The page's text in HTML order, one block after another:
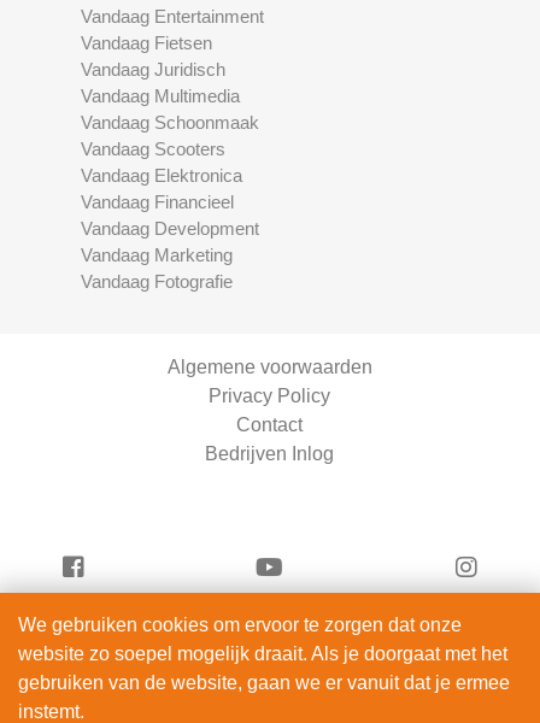
Vandaag Entertainment
Vandaag Fietsen
Vandaag Juridisch
Vandaag Multimedia
Vandaag Schoonmaak
Vandaag Scooters
Vandaag Elektronica
Vandaag Financieel
Vandaag Development
Vandaag Marketing
Vandaag Fotografie
Algemene voorwaarden
Privacy Policy
Contact
Bedrijven Inlog
Vandaag Scooters is onderdeel van
ServiceRight B.V. | KVK 90914872
We gebruiken cookies om ervoor te zorgen dat onze
website zo soepel mogelijk draait. Als je doorgaat met het
gebruiken van de website, gaan we er vanuit dat je ermee
instemt.